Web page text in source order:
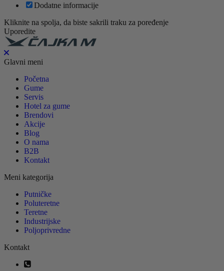
Dodatne informacije
Kliknite na spolja, da biste sakrili traku za poređenje
Uporedite
Glavni meni
Početna
Gume
Servis
Hotel za gume
Brendovi
Akcije
Blog
O nama
B2B
Kontakt
Meni kategorija
Putničke
Poluteretne
Teretne
Industrijske
Poljoprivredne
Kontakt